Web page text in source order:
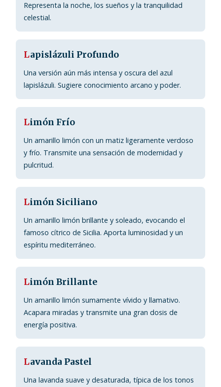
Representa la noche, los sueños y la tranquilidad
celestial.
Lapislázuli Profundo
Una versión aún más intensa y oscura del azul
lapislázuli. Sugiere conocimiento arcano y poder.
Limón Frío
Un amarillo limón con un matiz ligeramente verdoso
y frío. Transmite una sensación de modernidad y
pulcritud.
Limón Siciliano
Un amarillo limón brillante y soleado, evocando el
famoso cítrico de Sicilia. Aporta luminosidad y un
espíritu mediterráneo.
Limón Brillante
Un amarillo limón sumamente vívido y llamativo.
Acapara miradas y transmite una gran dosis de
energía positiva.
Lavanda Pastel
Una lavanda suave y desaturada, típica de los tonos